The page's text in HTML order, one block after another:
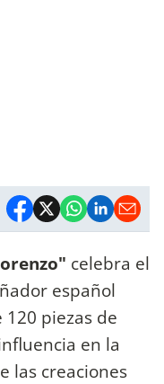
celebra el
español
120 piezas de
en la
las creaciones